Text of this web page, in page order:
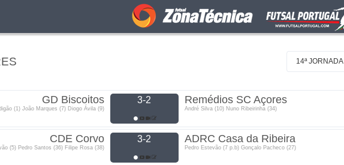
14ª JORNADA
GD Biscoitos
(1) João Marques (7) Diogo Ávila (9)
3-2 Remédios SC Açores
André Silva (10) Nuno Ribeirinha (34)
CDE Corvo
(5) Pedro Santos (36) Filipe Rosa (38)
3-2 ADRC Casa da Ribeira
Pedro Estevão (7 p.b) Gonçalo Pacheco (27)